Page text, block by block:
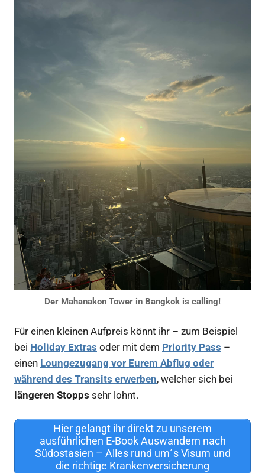
Der Mahanakon Tower in Bangkok is calling!
Für einen kleinen Aufpreis könnt ihr – zum Beispiel
bei Holiday Extras oder mit dem Priority Pass –
einen Loungezugang vor Eurem Abflug oder
während des Transits erwerben, welcher sich bei
längeren Stopps sehr lohnt.
Hier gelangt ihr direkt zu unserem
ausführlichen E-Book Auswandern nach
Südostasien – Alles rund um´s Visum und
die richtige Krankenversicherung